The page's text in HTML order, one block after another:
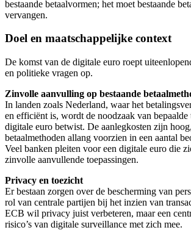
bestaande betaalvormen; het moet bestaande
vervangen.
Doel en maatschappelijke context
De komst van de digitale euro roept
en politieke vragen op.
Zinvolle aanvulling op bestaande
In landen zoals Nederland, waar het
en efficiënt is, wordt de noodzaak van bepaalde
digitale euro betwist. De aanlegkosten zijn
betaalmethoden allang voorzien in een aantal
Veel banken pleiten voor een digitale euro die
zinvolle aanvullende toepassingen.
Privacy en toezicht
Er bestaan zorgen over de bescherming van
rol van centrale partijen bij het inzien van
ECB wil privacy juist verbeteren, maar een
risico’s van digitale surveillance met zich mee.